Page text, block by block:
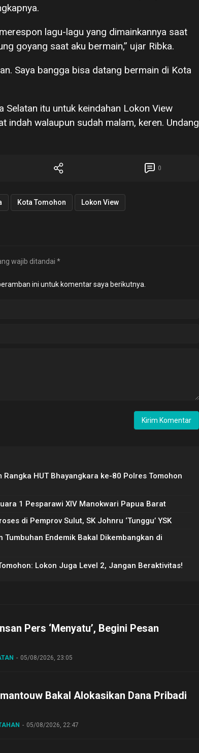
lagu-lagu yang dimainkannya saat
goyang saat aku bermain,” ujar Ribka.
Saya bangga bisa datang bermain di Kota
itu untuk keindahan Lokon View
indah walaupun sudah malam, keren. Undang
0
Kota Tomohon Lokon View
wajib ditandai *
ini untuk komentar saya berikutnya.
HUT Bhayangkara ke-80 Polres Tomohon
1 Pesparawi XIV Manokwari Papua Barat
di Pemprov Sulut, SK Johnru ‘Tunggu’ YSK
Endemik Bakal Dikembangkan di
Lokon Juga Level 2, Jangan Beraktivitas!
Pers ‘Menyatu’, Begini Pesan
05/08/2026, 23:05
Bakal Alokasikan Dana Pribadi
05/08/2026, 22:47